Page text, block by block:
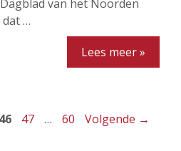
van het Noorden
dat …
Lees meer »
Pagina
46 Pagina
47 … Pagina
60 Volgende →